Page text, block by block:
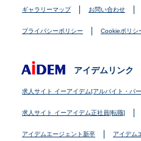
ギャラリーマップ お問い合わせ
プライバシーポリシー Cookieポリシ
アイデムリンク
求人サイト イーアイデム[アルバイト・パ
求人サイト イーアイデム正社員[転職]
アイデムエージェント新卒 アイデム